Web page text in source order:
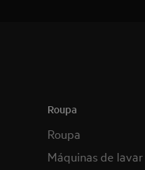
Roupa
Roupa
Máquinas de